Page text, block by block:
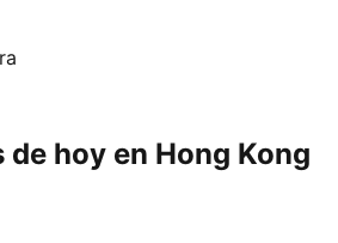
de hoy en Hong Kong